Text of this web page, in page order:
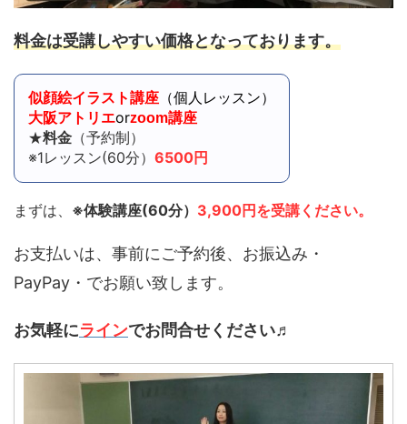
料金は受講しやすい価格となっております。
似顔絵イラスト講座 （個人レッスン）
大阪アトリエorzoom講座
★料金 （予約制）
※1レッスン(60分） 6500円
まずは、 ※体験講座(60分） 3,900円を受講ください。
お支払いは、事前にご予約後、お振込み・
PayPay・でお願い致します。
お気軽にラインでお問合せください♬